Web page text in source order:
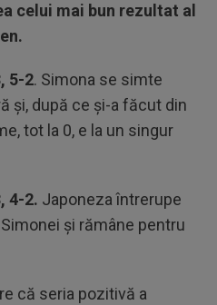
celui mai bun rezultat al
5-2. Simona se simte
şi, după ce şi-a făcut din
tot la 0, e la un singur
4-2. Japoneza întrerupe
şi rămâne pentru
că seria pozitivă a